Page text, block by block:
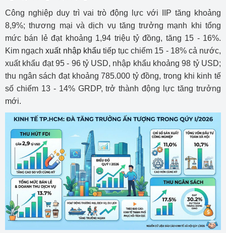
Công nghiệp duy trì vai trò động lực với IIP tăng khoảng
8,9%; thương mại và dịch vụ tăng trưởng mạnh khi tổng
mức bán lẻ đạt khoảng 1,94 triệu tỷ đồng, tăng 15 - 16%.
Kim ngạchxuất nhập khẩu tiếp tục chiếm 15 - 18% cả nước,
xuất khẩu đạt 95 - 96 tỷ USD, nhập khẩu khoảng 98 tỷ USD;
thu ngân sách đạt khoảng 785.000 tỷ đồng, trong khi kinh tế
số chiếm 13 - 14% GRDP, trở thành động lực tăng trưởng
mới.